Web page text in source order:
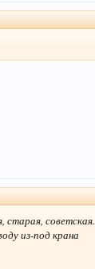
старая, советская.
из-под крана